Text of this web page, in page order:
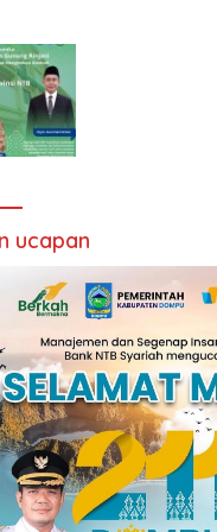
ucapan